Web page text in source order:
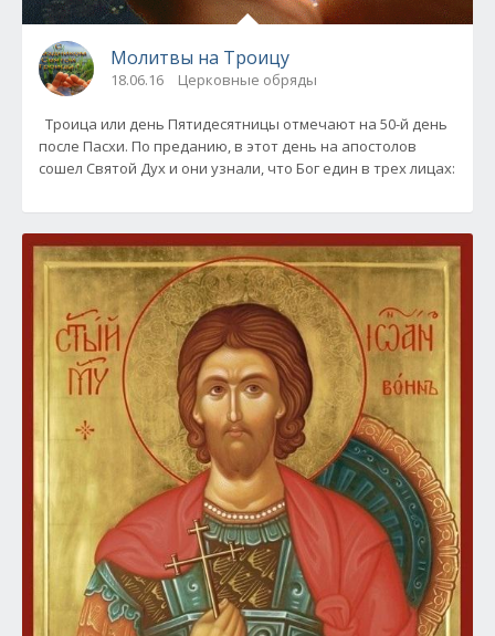
Молитвы на Троицу
18.06.16 Церковные обряды
Троица или день Пятидесятницы отмечают на 50-й день
после Пасхи. По преданию, в этот день на апостолов
сошел Святой Дух и они узнали, что Бог един в трех лицах: